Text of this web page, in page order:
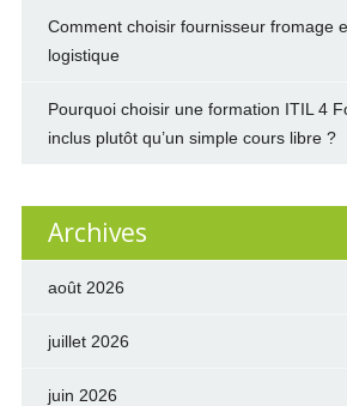
Comment choisir fournisseur fromage
logistique
Pourquoi choisir une formation ITIL 4
inclus plutôt qu’un simple cours libre ?
Archives
août 2026
juillet 2026
juin 2026